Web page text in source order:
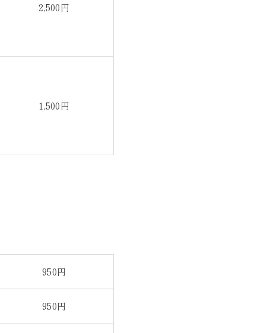
2,500円
1,500円
950円
950円